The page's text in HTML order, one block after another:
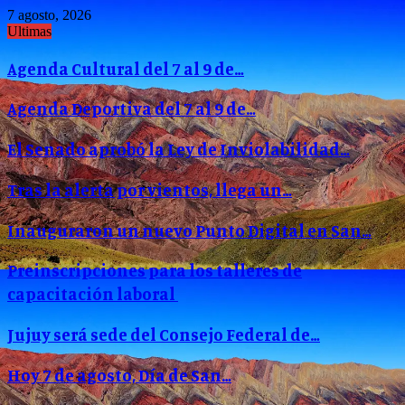
7 agosto, 2026
Ultimas
Agenda Cultural del 7 al 9 de…
Agenda Deportiva del 7 al 9 de…
El Senado aprobó la Ley de Inviolabilidad…
Tras la alerta por vientos, llega un…
Inauguraron un nuevo Punto Digital en San…
Preinscripciones para los talleres de
capacitación laboral
Jujuy será sede del Consejo Federal de…
Hoy 7 de agosto, Día de San…